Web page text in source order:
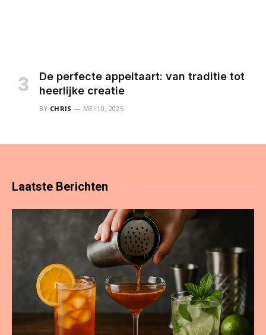
De perfecte appeltaart: van traditie tot
heerlijke creatie
BY CHRIS MEI 10, 2025
Laatste Berichten